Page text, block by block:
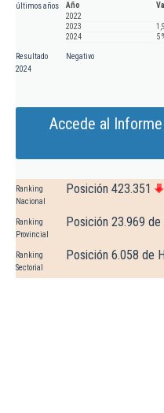
últimos años
Año
2022
2023
2024
5
Resultado
2024
Negativo
Accede al
Ranking
Nacional
Posición 423.351
Ranking
Provincial
Posición 23.969 de
Ranking
Sectorial
Posición 6.058 de